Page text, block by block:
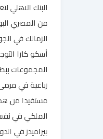
البنك الاهلي
من المصري
الزمالك في
أسكو كارا
المجموعات
رباعية في
مستفيدا من
الملكي في
بيراميدز في